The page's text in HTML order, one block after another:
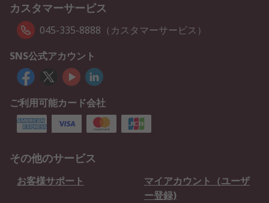
カスタマーサービス
045-335-8888（カスタマーサービス）
SNS公式アカウント
ご利用可能カード会社
その他のサービス
お客様サポート
マイアカウント（ユーザ
ー登録)